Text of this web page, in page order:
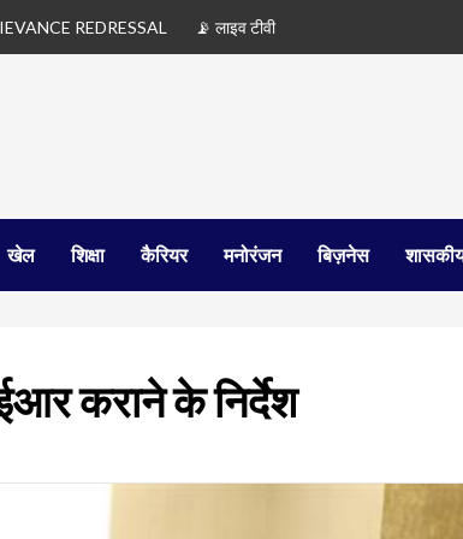
REDRESSAL 📡 लाइव टीवी
खेल शिक्षा कैरियर मनोरंजन बिज़नेस
कराने के निर्देश